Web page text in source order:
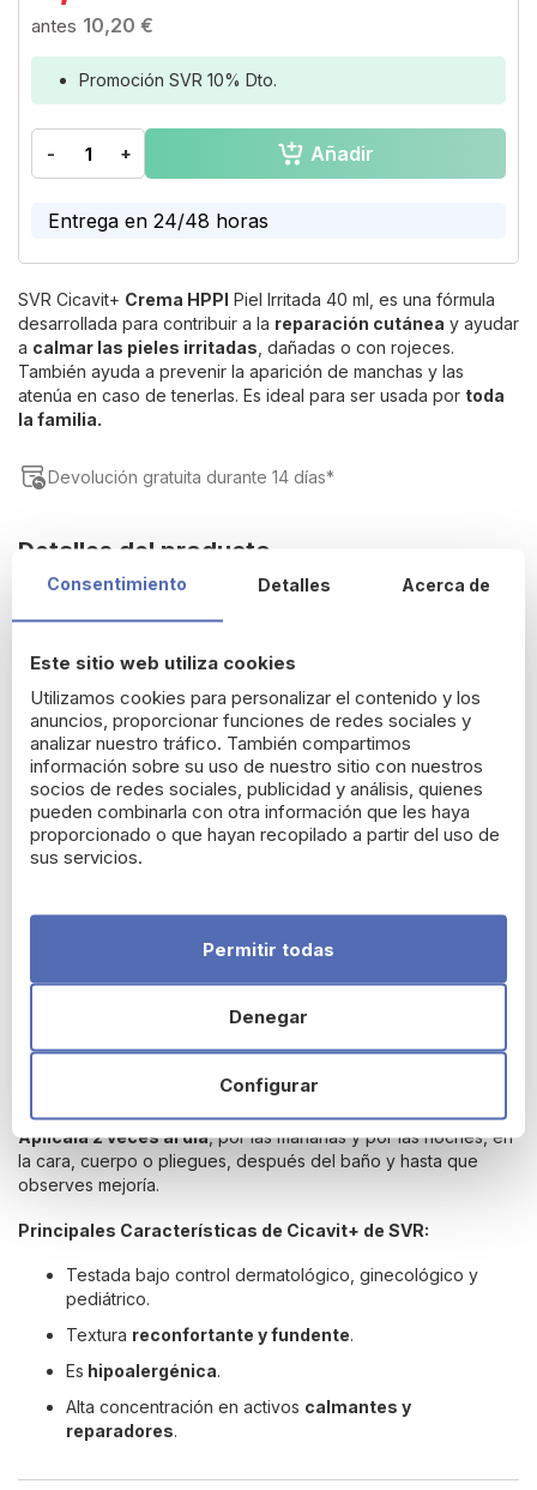
beginning
images
gallery
10,20 €
Promoción SVR 10% Dto.
- + Añadir
Entrega en 24/48 horas
SVR Cicavit+ Crema HPPI Piel Irritada 40 ml, es una fórmula
desarrollada para contribuir a la reparación cutánea y ayudar
a calmar las pieles irritadas , dañadas o con rojeces.
También ayuda a prevenir la aparición de manchas y las
atenúa en caso de tenerlas. Es ideal para ser usada por toda
la familia.
Devolución gratuita durante 14 días*
Detalles del producto
Cicavit+ Crema HPPI Piel
Irritada 40 ml de SVR
Lacrema reparadora Cicavitha sido desarrollada con una
fórmula intensa que ayuda aacelerar la reparación cutánea
en caso de rojeces, irritaciones y cicatrices. Favorece la
disminución de manchas,nutre y aliviaen casos de
quemaduras,peeling, láser y tatuajes.
Cuenta con propiedades
marcas, puesto que disminuyen la sensación de rascado,
además de contribuir a esto latextura reconfortante
a mejorar la calidad de la piel de forma suave y visible. Es ideal
para ser usada desde el nacimiento y por
¿Cómo se utiliza SVR Cicavit+ crema
Aplícala 2 veces al día, por las mañanas y por las noches, en
la cara, cuerpo o pliegues, después del baño y hasta que
observes mejoría.
Principales Características de Cicavit+ de SVR:
Testada bajo control dermatológico, ginecológico y
pediátrico.
Textura reconfortante y fundente.
Es hipoalergénica.
Alta concentración en activos calmantes y
reparadores.
Consentimiento Detalles Acerca de
Este sitio web utiliza cookies
Utilizamos cookies para personalizar el contenido y los
anuncios, proporcionar funciones de redes sociales y
analizar nuestro tráfico. También compartimos
información sobre su uso de nuestro sitio con nuestros
socios de redes sociales, publicidad y análisis, quienes
pueden combinarla con otra información que les haya
proporcionado o que hayan recopilado a partir del uso de
sus servicios.
Configurar
Denegar
Permitir todas